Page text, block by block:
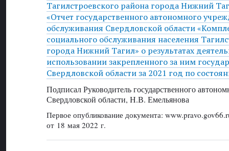
Тагилстроевского района города Нижний
«Отчет государственного автономного
обслуживания Свердловской области
социального обслуживания населения
города Нижний Тагил» о результатах
использовании закрепленного за ним
Свердловской области за 2021 год по
Подписал Руководитель государственного
Свердловской области, Н.В. Емельянова
Первое опубликование документа:
от 18 мая 2022 г.